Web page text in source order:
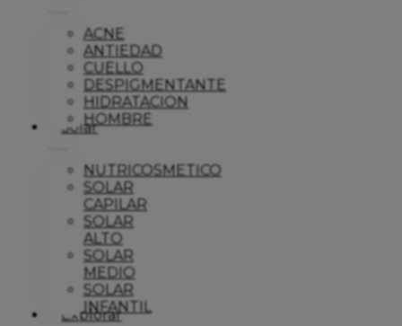
ACNE
ANTIEDAD
CUELLO
DESPIGMENTANTE
HIDRATACION
HOMBRE
Solar
NUTRICOSMETICO
SOLAR
CAPILAR
SOLAR
ALTO
SOLAR
MEDIO
SOLAR
INFANTIL
Explorar